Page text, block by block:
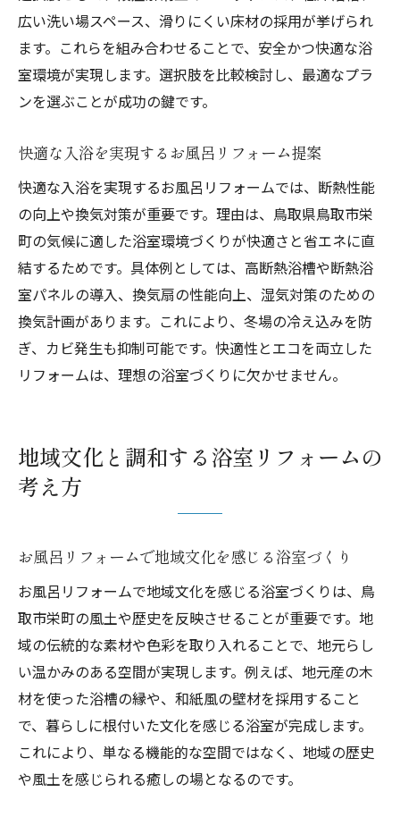
広い洗い場スペース、滑りにくい床材の採用が挙げられ
ます。これらを組み合わせることで、安全かつ快適な浴
室環境が実現します。選択肢を比較検討し、最適なプラ
ンを選ぶことが成功の鍵です。
快適な入浴を実現するお風呂リフォーム提案
快適な入浴を実現するお風呂リフォームでは、断熱性能
の向上や換気対策が重要です。理由は、鳥取県鳥取市栄
町の気候に適した浴室環境づくりが快適さと省エネに直
結するためです。具体例としては、高断熱浴槽や断熱浴
室パネルの導入、換気扇の性能向上、湿気対策のための
換気計画があります。これにより、冬場の冷え込みを防
ぎ、カビ発生も抑制可能です。快適性とエコを両立した
リフォームは、理想の浴室づくりに欠かせません。
地域文化と調和する浴室リフォームの
考え方
お風呂リフォームで地域文化を感じる浴室づくり
お風呂リフォームで地域文化を感じる浴室づくりは、鳥
取市栄町の風土や歴史を反映させることが重要です。地
域の伝統的な素材や色彩を取り入れることで、地元らし
い温かみのある空間が実現します。例えば、地元産の木
材を使った浴槽の縁や、和紙風の壁材を採用すること
で、暮らしに根付いた文化を感じる浴室が完成します。
これにより、単なる機能的な空間ではなく、地域の歴史
や風土を感じられる癒しの場となるのです。